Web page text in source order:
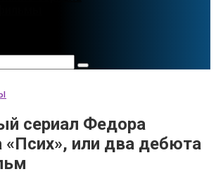
сериал Федора
«Псих», или два дебюта